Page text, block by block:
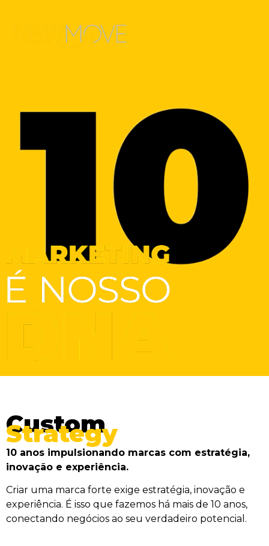
Custom
Strategy
10 anos impulsionando marcas com estratégia,
inovação e experiência.
Criar uma marca forte exige estratégia, inovação e
experiência. É isso que fazemos há mais de 10 anos,
conectando negócios ao seu verdadeiro potencial.